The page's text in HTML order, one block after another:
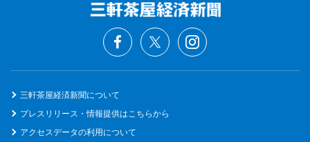
三軒茶屋経済新聞について
プレスリリース・情報提供はこちらから
アクセスデータの利用について